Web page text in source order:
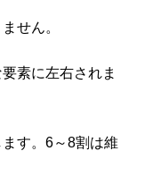
せん。
素に左右されま
す。6～8割は維